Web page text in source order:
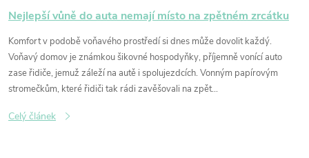
n
ů
Nejlepší vůně do auta nemají místo na zpětném zrcátku
Komfort v podobě voňavého prostředí si dnes může dovolit každý.
Voňavý domov je známkou šikovné hospodyňky, příjemně vonící auto
zase řidiče, jemuž záleží na autě i spolujezdcích. Vonným papírovým
stromečkům, které řidiči tak rádi zavěšovali na zpět...
Celý článek